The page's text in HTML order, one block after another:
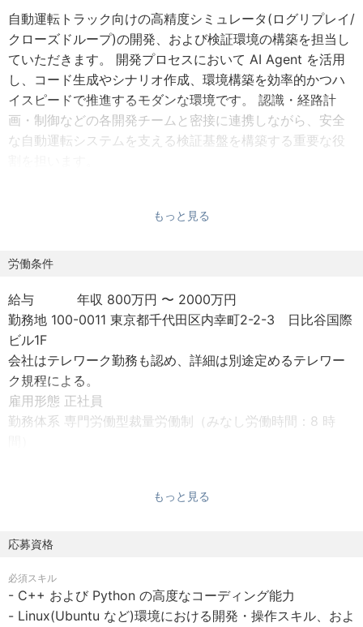
自動運転トラック向けの高精度シミュレータ(ログリプレイ/
クローズドループ)の開発、および検証環境の構築を担当し
ていただきます。 開発プロセスにおいて AI Agent を活用
し、コード生成やシナリオ作成、環境構築を効率的かつハ
イスピードで推進するモダンな環境です。 認識・経路計
画・制御などの各開発チームと密接に連携しながら、安全
な自動運転システムを支える検証基盤を構築する重要な役
- C++ / Python を用いた、ログリプレイシミュレータおよ
- テストシナリオの自動作成、環境構築の効率化
レータを用いた仮想環境やセンサーシミュレーションの構
築
- CI/CD(GitHub Actions など)を用いた自動テスト・評価
パイプラインの構築
- 各自動運転モジュール(認識・自己位置推定・計画・制御
等)のシミュレーション環境における統合・テスト検証
- システム挙動の分析および評価、デバッグ、性能解析を通
もっと見る
労働条件
給与 年収 800万円 〜 2000万円
勤務地 100-0011 東京都千代田区内幸町2-2-3 日比谷国際
ビル1F
会社はテレワーク勤務も認め、詳細は別途定めるテレワー
ク規程による。
雇用形態 正社員
勤務体系 専門労働型裁量労働制（みなし労働時間：8 時
年金制度、年次有給休暇20日（採用時に付与する）、PC支
もっと見る
応募資格
必須スキル
- C++ および Python の高度なコーディング能力
- Linux(Ubuntu など)環境における開発・操作スキル、およ